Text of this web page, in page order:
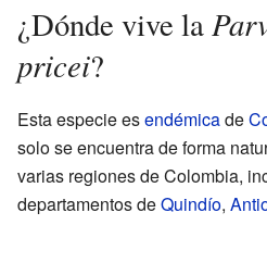
¿Dónde vive la
pricei?
Esta especie esendémicade
solo se encuentra de forma
varias regiones de Colombia,
departamentos deQuindío,